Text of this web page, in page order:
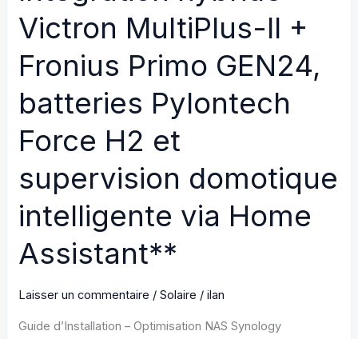
batteries
Pylontech
Force
et
domotique
avec
Home
Victron MultiPlus-II +
Fronius Primo GEN24,
batteries Pylontech
Force H2 et
supervision domotique
intelligente via Home
Assistant**
Laisser un commentaire /Solaire /ilan
Guide d’Installation – Optimisation NAS Synology